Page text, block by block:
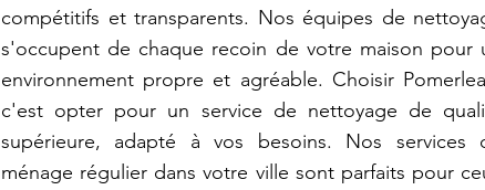
compétitifs et transparents. Nos équipes de
s'occupent de chaque recoin de votre maison pour
environnement propre et agréable. Choisir
c'est opter pour un service de nettoyage de
supérieure, adapté à vos besoins. Nos services
ménage régulier dans votre ville sont parfaits pour